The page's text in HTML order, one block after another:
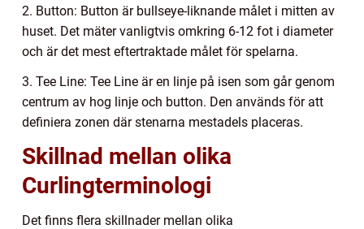
2. Button: Button är bullseye-liknande målet i mitten av
huset. Det mäter vanligtvis omkring 6-12 fot i diameter
och är det mest eftertraktade målet för spelarna.
3. Tee Line: Tee Line är en linje på isen som går genom
centrum av hog linje och button. Den används för att
definiera zonen där stenarna mestadels placeras.
Skillnad mellan olika
Curlingterminologi
Det finns flera skillnader mellan olika